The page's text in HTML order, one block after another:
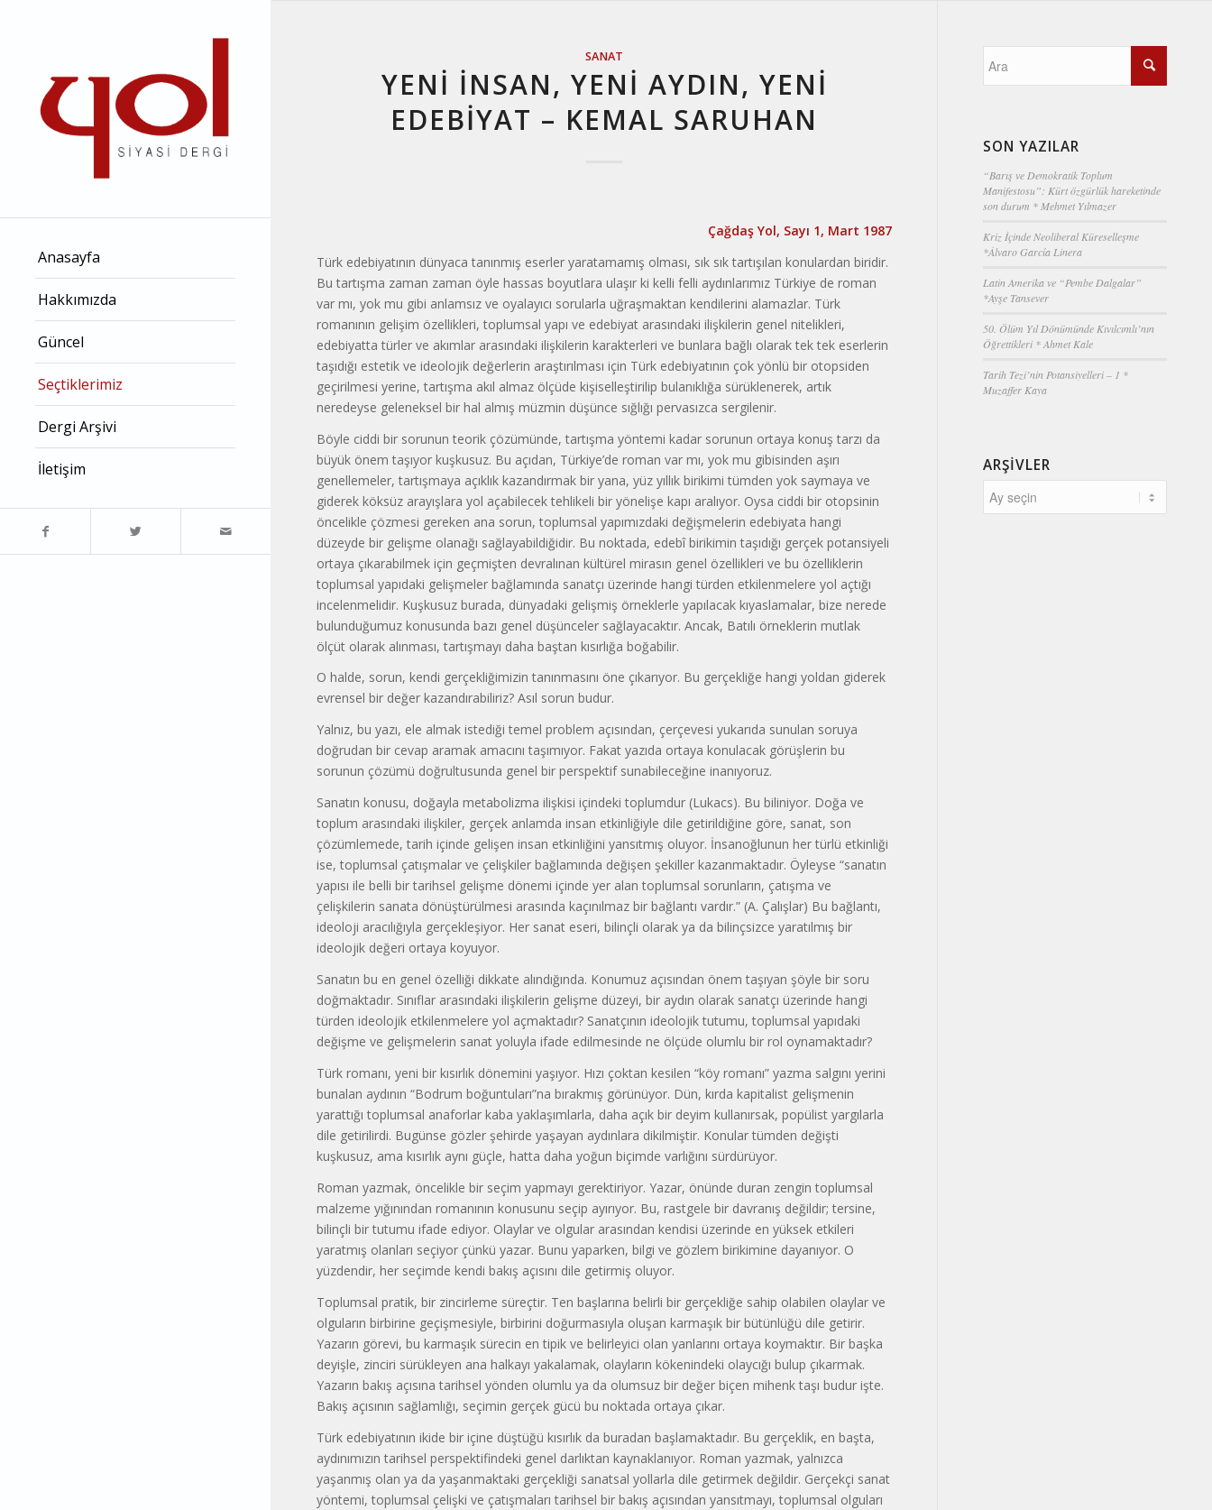
Anasayfa
Hakkımızda
Güncel
Seçtiklerimiz
Dergi Arşivi
İletişim
SANAT
YENİ İNSAN, YENİ AYDIN, YENİ
EDEBİYAT – KEMAL SARUHAN
Çağdaş Yol, Sayı 1, Mart 1987
Türk edebiyatının dünyaca tanınmış eserler yaratamamış olması, sık sık tartışılan konulardan biridir.
Bu tartışma zaman zaman öyle hassas boyutlara ulaşır ki kelli felli aydınlarımız Türkiye de roman
var mı, yok mu gibi anlamsız ve oyalayıcı sorularla uğraşmaktan kendilerini alamazlar. Türk
romanının gelişim özellikleri, toplumsal yapı ve edebiyat arasındaki ilişkilerin genel nitelikleri,
edebiyatta türler ve akımlar arasındaki ilişkilerin karakterleri ve bunlara bağlı olarak tek tek eserlerin
taşıdığı estetik ve ideolojik değerlerin araştırılması için Türk edebiyatının çok yönlü bir otopsiden
geçirilmesi yerine, tartışma akıl almaz ölçüde kişiselleştirilip bulanıklığa sürüklenerek, artık
neredeyse geleneksel bir hal almış müzmin düşünce sığlığı pervasızca sergilenir.
Böyle ciddi bir sorunun teorik çözümünde, tartışma yöntemi kadar sorunun ortaya konuş tarzı da
büyük önem taşıyor kuşkusuz. Bu açıdan, Türkiye’de roman var mı, yok mu gibisinden aşırı
genellemeler, tartışmaya açıklık kazandırmak bir yana, yüz yıllık birikimi tümden yok saymaya ve
giderek köksüz arayışlara yol açabilecek tehlikeli bir yönelişe kapı aralıyor. Oysa ciddi bir otopsinin
öncelikle çözmesi gereken ana sorun, toplumsal yapımızdaki değişmelerin edebiyata hangi
düzeyde bir gelişme olanağı sağlayabildiğidir. Bu noktada, edebî birikimin taşıdığı gerçek potansiyeli
ortaya çıkarabilmek için geçmişten devralınan kültürel mirasın genel özellikleri ve bu özelliklerin
toplumsal yapıdaki gelişmeler bağlamında sanatçı üzerinde hangi türden etkilenmelere yol açtığı
incelenmelidir. Kuşkusuz burada, dünyadaki gelişmiş örneklerle yapılacak kıyaslamalar, bize nerede
bulunduğumuz konusunda bazı genel düşünceler sağlayacaktır. Ancak, Batılı örneklerin mutlak
ölçüt olarak alınması, tartışmayı daha baştan kısırlığa boğabilir.
O halde, sorun, kendi gerçekliğimizin tanınmasını öne çıkarıyor. Bu gerçekliğe hangi yoldan giderek
evrensel bir değer kazandırabiliriz? Asıl sorun budur.
Yalnız, bu yazı, ele almak istediği temel problem açısından, çerçevesi yukarıda sunulan soruya
doğrudan bir cevap aramak amacını taşımıyor. Fakat yazıda ortaya konulacak görüşlerin bu
sorunun çözümü doğrultusunda genel bir perspektif sunabileceğine inanıyoruz.
Sanatın konusu, doğayla metabolizma ilişkisi içindeki toplumdur (Lukacs). Bu biliniyor. Doğa ve
toplum arasındaki ilişkiler, gerçek anlamda insan etkinliğiyle dile getirildiğine göre, sanat, son
çözümlemede, tarih içinde gelişen insan etkinliğini yansıtmış oluyor. İnsanoğlunun her türlü etkinliği
ise, toplumsal çatışmalar ve çelişkiler bağlamında değişen şekiller kazanmaktadır. Öyleyse “sanatın
yapısı ile belli bir tarihsel gelişme dönemi içinde yer alan toplumsal sorunların, çatışma ve
çelişkilerin sanata dönüştürülmesi arasında kaçınılmaz bir bağlantı vardır.” (A. Çalışlar) Bu bağlantı,
ideoloji aracılığıyla gerçekleşiyor. Her sanat eseri, bilinçli olarak ya da bilinçsizce yaratılmış bir
ideolojik değeri ortaya koyuyor.
Sanatın bu en genel özelliği dikkate alındığında. Konumuz açısından önem taşıyan şöyle bir soru
doğmaktadır. Sınıflar arasındaki ilişkilerin gelişme düzeyi, bir aydın olarak sanatçı üzerinde hangi
türden ideolojik etkilenmelere yol açmaktadır? Sanatçının ideolojik tutumu, toplumsal yapıdaki
değişme ve gelişmelerin sanat yoluyla ifade edilmesinde ne ölçüde olumlu bir rol oynamaktadır?
Türk romanı, yeni bir kısırlık dönemini yaşıyor. Hızı çoktan kesilen “köy romanı” yazma salgını yerini
bunalan aydının “Bodrum boğuntuları”na bırakmış görünüyor. Dün, kırda kapitalist gelişmenin
yarattığı toplumsal anaforlar kaba yaklaşımlarla, daha açık bir deyim kullanırsak, popülist yargılarla
dile getirilirdi. Bugünse gözler şehirde yaşayan aydınlara dikilmiştir. Konular tümden değişti
kuşkusuz, ama kısırlık aynı güçle, hatta daha yoğun biçimde varlığını sürdürüyor.
Roman yazmak, öncelikle bir seçim yapmayı gerektiriyor. Yazar, önünde duran zengin toplumsal
malzeme yığınından romanının konusunu seçip ayırıyor. Bu, rastgele bir davranış değildir; tersine,
bilinçli bir tutumu ifade ediyor. Olaylar ve olgular arasından kendisi üzerinde en yüksek etkileri
yaratmış olanları seçiyor çünkü yazar. Bunu yaparken, bilgi ve gözlem birikimine dayanıyor. O
yüzdendir, her seçimde kendi bakış açısını dile getirmiş oluyor.
Toplumsal pratik, bir zincirleme süreçtir. Ten başlarına belirli bir gerçekliğe sahip olabilen olaylar ve
olguların birbirine geçişmesiyle, birbirini doğurmasıyla oluşan karmaşık bir bütünlüğü dile getirir.
Yazarın görevi, bu karmaşık sürecin en tipik ve belirleyici olan yanlarını ortaya koymaktır. Bir başka
deyişle, zinciri sürükleyen ana halkayı yakalamak, olayların kökenindeki olaycığı bulup çıkarmak.
Yazarın bakış açısına tarihsel yönden olumlu ya da olumsuz bir değer biçen mihenk taşı budur işte.
Bakış açısının sağlamlığı, seçimin gerçek gücü bu noktada ortaya çıkar.
Türk edebiyatının ikide bir içine düştüğü kısırlık da buradan başlamaktadır. Bu gerçeklik, en başta,
aydınımızın tarihsel perspektifindeki genel darlıktan kaynaklanıyor. Roman yazmak, yalnızca
yaşanmış olan ya da yaşanmaktaki gerçekliği sanatsal yollarla dile getirmek değildir. Gerçekçi sanat
yöntemi, toplumsal çelişki ve çatışmaları tarihsel bir bakış açısından yansıtmayı, toplumsal olguları
SON YAZILAR
“Barış ve Demokratik Toplum
Manifestosu”: Kürt özgürlük hareketinde
son durum * Mehmet Yılmazer
Kriz İçinde Neoliberal Küreselleşme
*Álvaro García Linera
Latin Amerika ve “Pembe Dalgalar”
*Ayşe Tansever
50. Ölüm Yıl Dönümünde Kıvılcımlı’nın
Öğrettikleri * Ahmet Kale
Tarih Tezi’nin Potansiyelleri – 1 *
Muzaffer Kaya
ARŞIVLER